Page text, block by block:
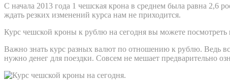
С начала 2013 года 1 чешская крона в среднем была равна 2,6
ждать резких изменений курса нам не приходится.
Курс чешской кроны к рублю на сегодня вы можете
Важно знать курс разных валют по отношению к рублю. Ведь
нужно денег для поездки. Совсем не мешает предварительно